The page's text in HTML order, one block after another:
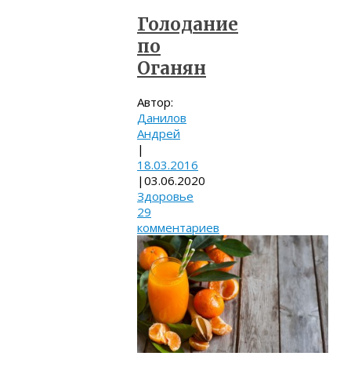
Голодание
по
Оганян
Автор:
Данилов
Андрей
|
18.03.2016
| 03.06.2020
Здоровье
29
комментариев